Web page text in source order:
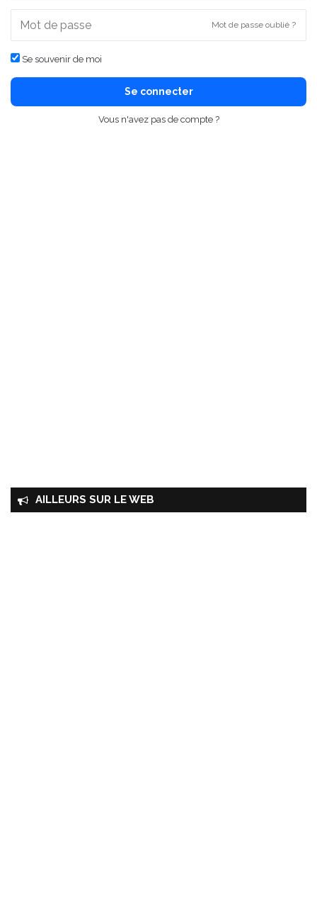
Mot de passe oublié ?
Se souvenir de moi
Se connecter
Vous n'avez pas de compte ?
AILLEURS SUR LE WEB